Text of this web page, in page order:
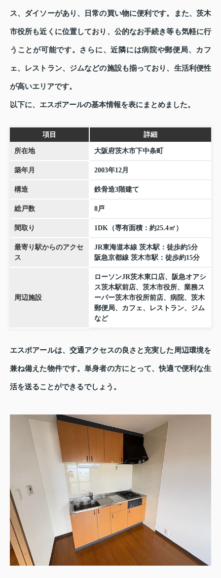
ス、ダイソーがあり、日常の買い物に便利です。また、茨木
市役所も近くに位置しており、公的なお手続き等も気軽に行
うことが可能です。さらに、近隣には病院や郵便局、カフ
ェ、レストラン、ジムなどの施設も揃っており、生活利便性
が高いエリアです。
以下に、エスポアールの基本情報を表にまとめました。
項目 詳細
所在地 大阪府茨木市下中条町
築年月 2003年12月
構造 鉄骨造3階建て
総戸数 8戸
間取り 1DK（専有面積：約25.4㎡）
最寄り駅からのアクセ
ス
JR東海道本線 茨木駅：徒歩約5分
阪急京都線 茨木市駅：徒歩約15分
周辺施設
ローソンJR茨木東口店、阪急オアシ
ス茨木駅前店、茨木市役所、業務ス
ーパー茨木市役所前店、病院、茨木
郵便局、カフェ、レストラン、ジム
など
エスポアールは、交通アクセスの良さと充実した周辺環境を
兼ね備えた物件です。単身者の方にとって、快適で便利な生
活を送ることができるでしょう。